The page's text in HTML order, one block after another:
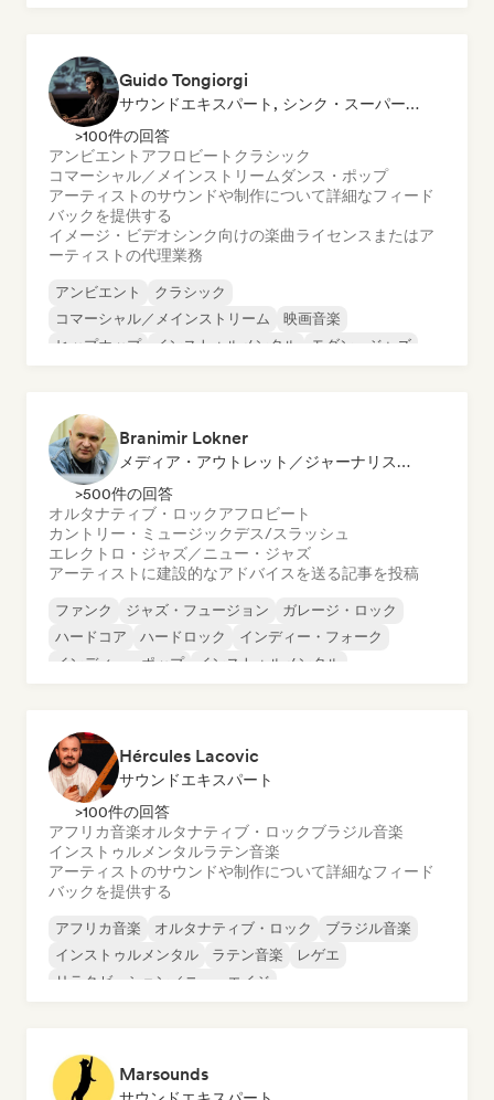
Guido Tongiorgi
サウンドエキスパート, シンク・スーパーバイザー
>100件の回答
アンビエント アフロビート クラシック
コマーシャル／メインストリーム ダンス・ポップ
アーティストのサウンドや制作について詳細なフィード
バックを提供する
イメージ・ビデオシンク向けの楽曲ライセンスまたはア
ーティストの代理業務
アンビエント
クラシック
コマーシャル／メインストリーム
映画音楽
ヒップホップ
インストゥルメンタル
モダン・ジャズ
Branimir Lokner
メディア・アウトレット／ジャーナリスト, メンター
>500件の回答
オルタナティブ・ロックアフロビート
カントリー・ミュージックデス/スラッシュ
エレクトロ・ジャズ／ニュー・ジャズ
アーティストに建設的なアドバイスを送る記事を投稿
ファンク ジャズ・フュージョン
ガレージ・ロック
ハードコア
ハードロック
インディー・フォーク
インディー・ポップ
インストゥルメンタル
Hércules Lacovic
サウンドエキスパート
>100件の回答
アフリカ音楽オルタナティブ・ロックブラジル音楽
インストゥルメンタルラテン音楽
アーティストのサウンドや制作について詳細なフィード
バックを提供する
アフリカ音楽 オルタナティブ・ロック
ブラジル音楽
インストゥルメンタル
ラテン音楽
レゲエ
リラクゼーション／ニューエイジ
Marsounds